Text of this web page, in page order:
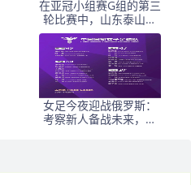
在亚冠小组赛G组的第三
轮比赛中，山东泰山客
场挑战韩国球队仁
女足今夜迎战俄罗斯：
考察新人备战未来，古